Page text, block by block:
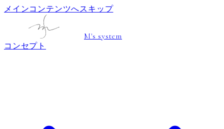
メインコンテンツへスキップ
M's system
コンセプト